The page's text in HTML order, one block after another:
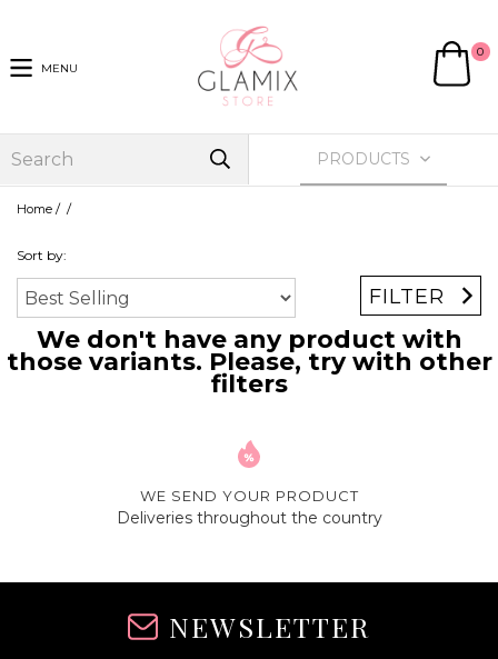
MENU
0
PRODUCTS
Home / /
Sort by:
FILTER
We don't have any product with
those variants. Please, try with other
filters
WE SEND YOUR PRODUCT
Deliveries throughout the country
NEWSLETTER